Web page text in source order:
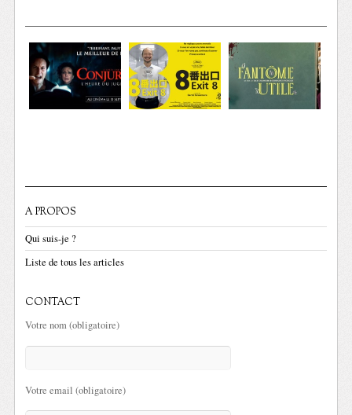
A PROPOS
Qui suis-je ?
Liste de tous les articles
CONTACT
Votre nom (obligatoire)
Votre email (obligatoire)